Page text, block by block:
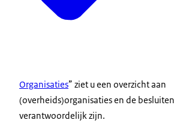
Organisaties” ziet u een overzicht aan
(overheids)organisaties en de
verantwoordelijk zijn.